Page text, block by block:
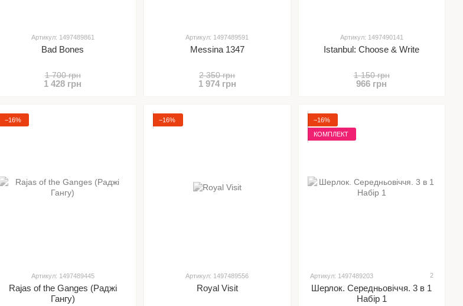
Артикул: 1497489861
Bad Bones
1 700 грн
1 428 грн
Артикул: 1497489591
Messina 1347
2 350 грн
1 974 грн
Артикул: 1497490141
Istanbul: Choose & Write
1 150 грн
966 грн
−16%
Артикул: 1497489445
Rajas of the Ganges (Раджі
Гангу)
−16%
Артикул: 1497489556
Royal Visit
−16%
КОМПЛЕКТ
Артикул: 1497489203 2
Шерлок. Середньовіччя. 3 в 1
Набір 1